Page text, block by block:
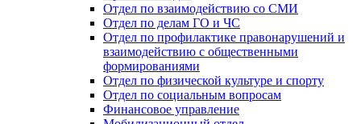
Отдел по взаимодействию со СМИ
Отдел по делам ГО и ЧС
Отдел по профилактике правонарушений и
взаимодействию с общественными
формированиями
Отдел по физической культуре и спорту
Отдел по социальным вопросам
Финансовое управление